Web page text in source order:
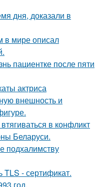
дня, доказали в
в мире описал
пациентке после пяти
актриса
внешность и
в конфликт
Беларуси.
подхалимству
TLS - сертификат.